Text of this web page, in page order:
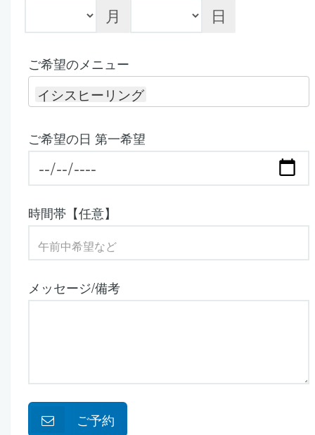
月
日
ご希望のメニュー
イシスヒーリング
ご希望の日 第一希望
時間帯【任意】
メッセージ/備考
ご予約